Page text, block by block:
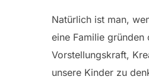
Natürlich ist man,
eine Familie
Vorstellungskraft,
unsere Kinder zu